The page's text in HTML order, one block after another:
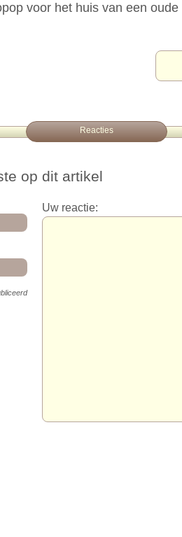
voor het huis van een oude
Reacties
op dit artikel
Uw reactie: